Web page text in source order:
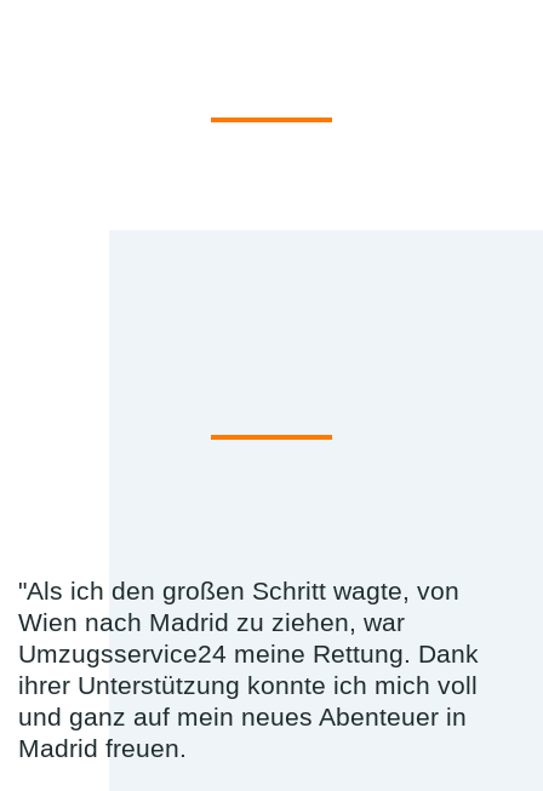
"Als ich den großen Schritt wagte, von
Wien nach Madrid zu ziehen, war
Umzugsservice24 meine Rettung. Dank
ihrer Unterstützung konnte ich mich voll
und ganz auf mein neues Abenteuer in
Madrid freuen.